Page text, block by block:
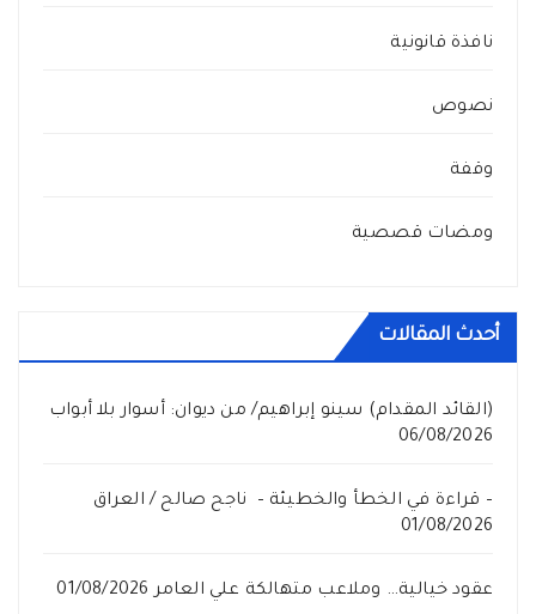
نافذة قانونية
نصوص
وقفة
ومضات قصصية
أحدث المقالات
(القائد المقدام) سينو إبراهيم/ من ديوان: أسوار بلا أبواب
06/08/2026
– قراءة في الخطأ والخطيئة – ناجح صالح / العراق
01/08/2026
عقود خيالية… وملاعب متهالكة علي العامر 01/08/2026